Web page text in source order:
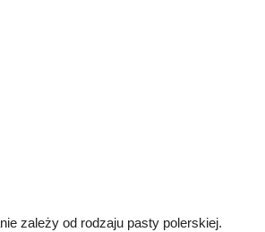
zależy od rodzaju pasty polerskiej.